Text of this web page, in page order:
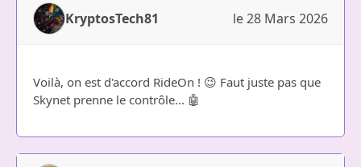
KryptosTech81 le 28 Mars 2026
Voilà, on est d'accord RideOn ! 😉 Faut juste pas que
Skynet prenne le contrôle... 🤖